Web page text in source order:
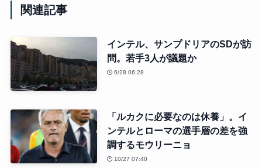
関連記事
インテル、サンプドリアのSDが訪
問。若手3人が議題か
6/28 06:28
「ルカクに必要なのは休養」。イ
ンテルとローマの選手層の差を強
調するモウリーニョ
10/27 07:40